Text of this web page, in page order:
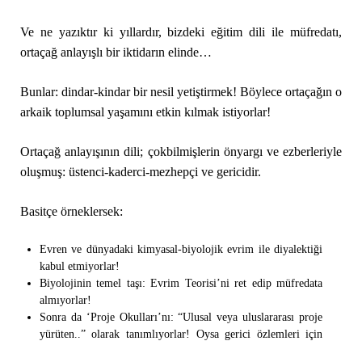
Ve ne yazıktır ki yıllardır, bizdeki eğitim dili ile müfredatı,
ortaçağ anlayışlı bir iktidarın elinde…
Bunlar: dindar-kindar bir nesil yetiştirmek! Böylece ortaçağın o
arkaik toplumsal yaşamını etkin kılmak istiyorlar!
Ortaçağ anlayışının dili; çokbilmişlerin önyargı ve ezberleriyle
oluşmuş: üstenci-kaderci-mezhepçi ve gericidir.
Basitçe örneklersek:
Evren ve dünyadaki kimyasal-biyolojik evrim ile diyalektiği
kabul etmiyorlar!
Biyolojinin temel taşı: Evrim Teorisi’ni ret edip müfredata
almıyorlar!
Sonra da ‘Proje Okulları’nı: “Ulusal veya uluslararası proje
yürüten..” olarak tanımlıyorlar! Oysa gerici özlemleri için